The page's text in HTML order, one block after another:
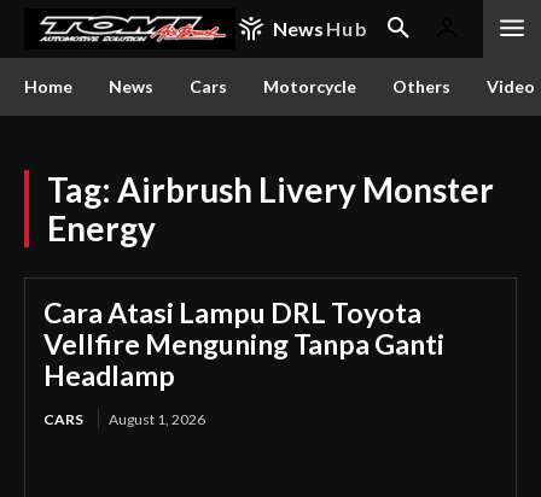
News Hub
Home News Cars Motorcycle Others Video
Tag: Airbrush Livery Monster
Energy
Cara Atasi Lampu DRL Toyota
Vellfire Menguning Tanpa Ganti
Headlamp
CARS August 1, 2026